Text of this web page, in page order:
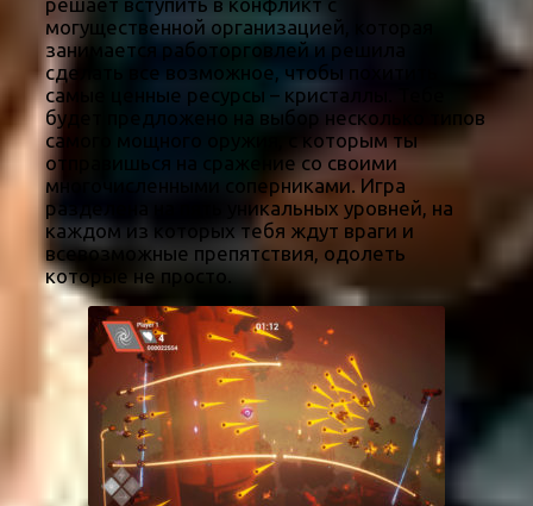
могущественной организацией, которая
занимается работорговлей и решила
сделать все возможное, чтобы похитить
самые ценные ресурсы – кристаллы. Тебе
будет предложено на выбор несколько типов
самого мощного оружия, с которым ты
отправишься на сражение со своими
многочисленными соперниками. Игра
разделена на пять уникальных уровней, на
каждом из которых тебя ждут враги и
всевозможные препятствия, одолеть
которые не просто.